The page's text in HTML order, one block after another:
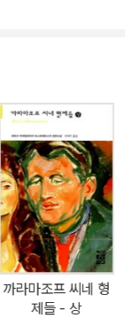
벌어진 5년간의
되지만 지나친 권력
원로원 회의장에
다.
상했다.
까라마조프 씨네 형
제들 - 상